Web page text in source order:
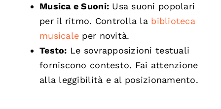
Musica e Suoni: Usa suoni popolari
per il ritmo. Controlla la biblioteca
musicale per novità.
Testo: Le sovrapposizioni testuali
forniscono contesto. Fai attenzione
alla leggibilità e al posizionamento.